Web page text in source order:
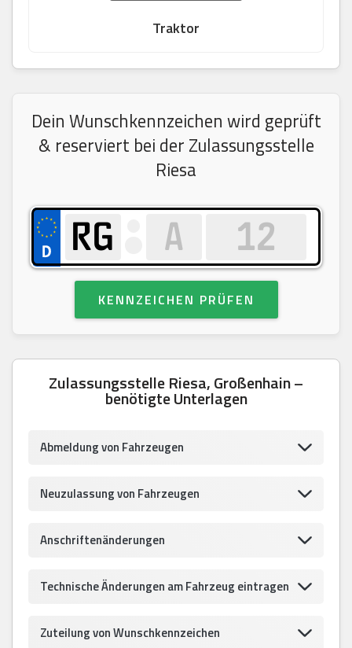
Traktor
Dein Wunschkennzeichen wird geprüft
& reserviert bei der Zulassungsstelle
Riesa
KENNZEICHEN PRÜFEN
Zulassungsstelle Riesa, Großenhain –
benötigte Unterlagen
Abmeldung von Fahrzeugen
Neuzulassung von Fahrzeugen
Anschriftenänderungen
Technische Änderungen am Fahrzeug eintragen
Zuteilung von Wunschkennzeichen